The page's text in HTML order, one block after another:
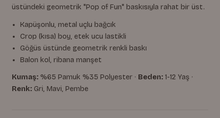
üstündeki geometrik "Pop of Fun" baskısıyla rahat bir üst.
Kapüşonlu, metal uçlu bağcık
Crop (kısa) boy, etek ucu lastikli
Göğüs üstünde geometrik renkli baskı
Balon kol, ribana manşet
Kumaş: %65 Pamuk %35 Polyester · Beden: 1-12 Yaş ·
Renk: Gri, Mavi, Pembe